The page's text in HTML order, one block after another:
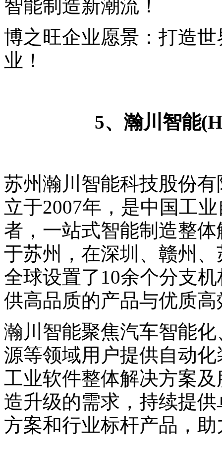
智能制造新潮流！
博之旺企业愿景：打造
业！
5、瀚川智能
苏州瀚川智能科技股份
立于2007年，是中国工
者，一站式智能制造整
于苏州，在深圳、赣州
全球设置了10余个分支
供高品质的产品与优质
瀚川智能聚焦汽车智能
源等领域用户提供自动
工业软件整体解决方案
造升级的需求，持续提
方案和行业标杆产品，